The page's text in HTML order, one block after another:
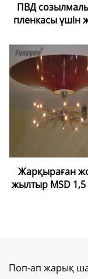
ПВД
пленкасы үшін
Жарқыраған
жылтыр MSD
Поп-ап жарық